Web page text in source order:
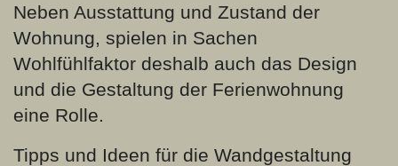
Neben Ausstattung und Zustand der
Wohnung, spielen in Sachen
Wohlfühlfaktor deshalb auch das Design
und die Gestaltung der Ferienwohnung
eine Rolle.
Tipps und Ideen für die Wandgestaltung